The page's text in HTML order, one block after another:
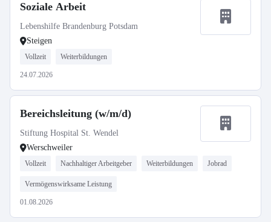
Soziale Arbeit
Lebenshilfe Brandenburg Potsdam
Steigen
Vollzeit Weiterbildungen
24.07.2026
Bereichsleitung (w/m/d)
Stiftung Hospital St. Wendel
Werschweiler
Vollzeit Nachhaltiger Arbeitgeber Weiterbildungen Jobrad
Vermögenswirksame Leistung
01.08.2026